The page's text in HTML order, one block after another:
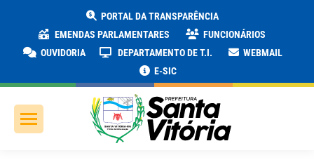
PORTAL DA TRANSPARÊNCIA
EMENDAS PARLAMENTARES
FUNCIONÁRIOS
OUVIDORIA
DEPARTAMENTO DE T.I.
WEBMAIL
E-SIC